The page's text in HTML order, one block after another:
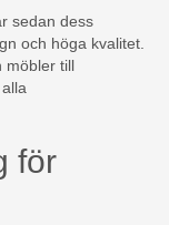
sedan dess
och höga kvalitet.
möbler till
för